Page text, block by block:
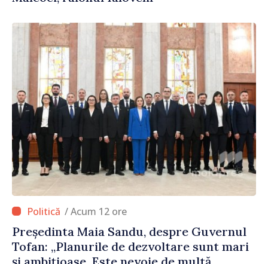
/ Acum 12 ore
Președinta Maia Sandu, despre Guvernul
Tofan: „Planurile de dezvoltare sunt mari